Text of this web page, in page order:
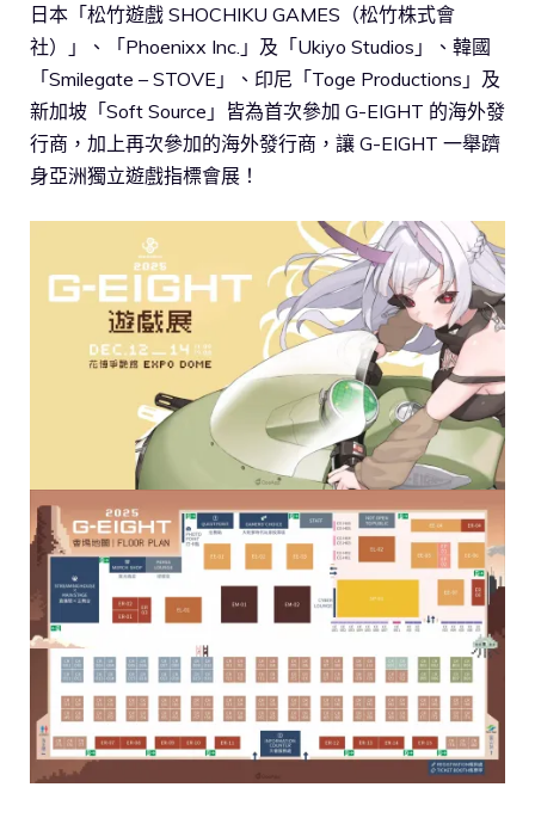
日本「松竹遊戲 SHOCHIKU GAMES（松竹株式會
社）」、「Phoenixx Inc.」及「Ukiyo Studios」、韓國
「Smilegate – STOVE」、印尼「Toge Productions」及
新加坡「Soft Source」皆為首次參加 G-EIGHT 的海外發
行商，加上再次參加的海外發行商，讓 G-EIGHT 一舉躋
身亞洲獨立遊戲指標會展！